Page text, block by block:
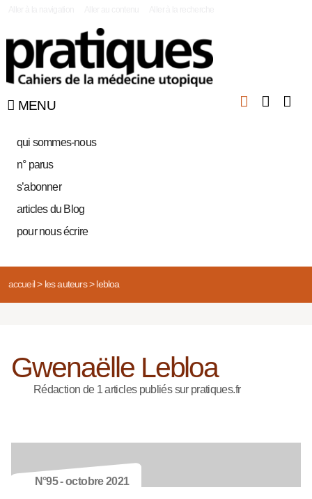
MENU
qui sommes-nous
n° parus
s’abonner
articles du Blog
pour nous écrire
accueil> les auteurs> lebloa
Gwenaëlle Lebloa
Rédaction de 1 articles publiés sur pratiques.fr
N°95 - octobre 2021